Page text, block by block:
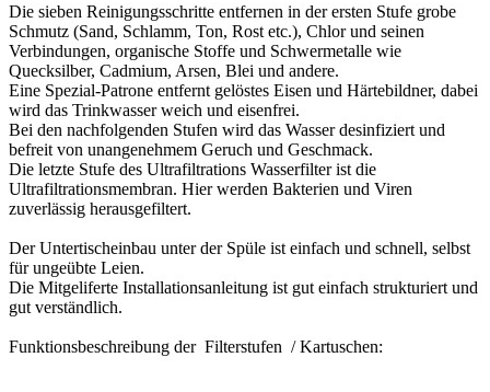
Die sieben Reinigungsschritte entfernen in der ersten Stufe grobe
Schmutz (Sand, Schlamm, Ton, Rost etc.), Chlor und seinen
Verbindungen, organische Stoffe und Schwermetalle wie
Quecksilber, Cadmium, Arsen, Blei und andere.
Eine Spezial-Patrone entfernt gelöstes Eisen und Härtebildner, dabei
wird das Trinkwasser weich und eisenfrei.
Bei den nachfolgenden Stufen wird das Wasser desinfiziert und
befreit von unangenehmem Geruch und Geschmack.
Die letzte Stufe des Ultrafiltrations Wasserfilter ist die
Ultrafiltrationsmembran. Hier werden Bakterien und Viren
zuverlässig herausgefiltert.
Der Untertischeinbau unter der Spüle ist einfach und schnell, selbst
für ungeübte Leien.
Die Mitgeliferte Installationsanleitung ist gut einfach strukturiert und
gut verständlich.
Funktionsbeschreibung der Filterstufen / Kartuschen: